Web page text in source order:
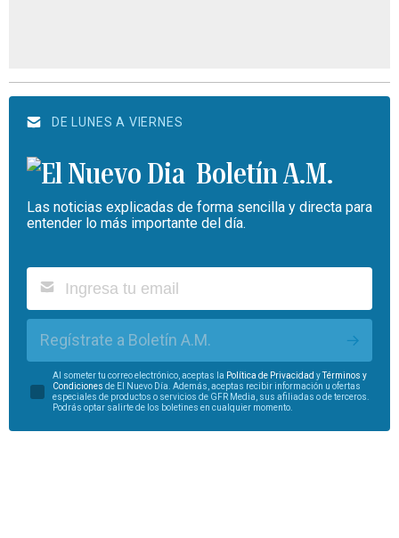
DE LUNES A VIERNES
Boletín A.M.
Las noticias explicadas de forma sencilla y directa para
entender lo más importante del día.
Regístrate a Boletín A.M.
Al someter tu correo electrónico, aceptas la Política de Privacidad yTérminos y
Condiciones de El Nuevo Día. Además, aceptas recibir información u ofertas
especiales de productos o servicios de GFR Media, sus afiliadas o de terceros.
Podrás optar salirte de los boletines en cualquier momento.